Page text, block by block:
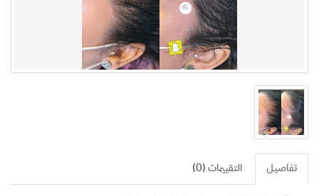
تفاصيل التقييمات (0)